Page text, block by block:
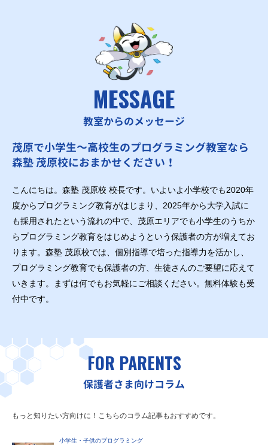
MESSAGE
教室からのメッセージ
茂原で小学生～高校生のプログラミング教室なら
森塾 茂原校におまかせください！
こんにちは。森塾 茂原校 校長です。いよいよ小学校でも2020年
度からプログラミング教育がはじまり、2025年から大学入試に
も採用されたという流れの中で、茂原エリアでも小学生のうちか
らプログラミング教育をはじめようという保護者の方が増えてお
ります。森塾 茂原校では、個別指導で培った指導力を活かし、
プログラミング教育でも保護者の方、生徒さんのご要望に応えて
いきます。まずは何でもお気軽にご相談ください。無料体験も受
付中です。
FOR PARENTS
保護者さま向けコラム
もっと知りたい方向けに！こちらのコラム記事もおすすめです。
小学生・子供のプログラミング